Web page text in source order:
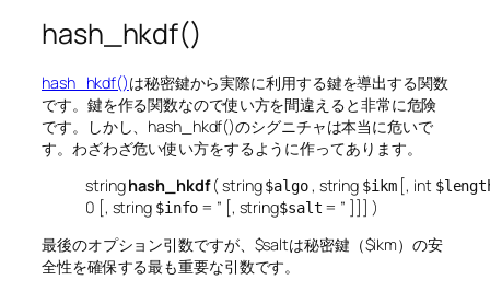
hash_hkdf()
hash_hkdf()は秘密鍵から実際に利用する鍵を導出する関数
です。鍵を作る関数なので使い方を間違えると非常に危険
です。しかし、hash_hkdf()のシグニチャは本当に危いで
す。わざわざ危い使い方をするように作ってあります。
stringhash_hkdf(string $algo, string $ikm[, int
0 [, string $info = ” [, string$salt = ” ]]] )
最後のオプション引数ですが、$saltは秘密鍵（$ikm）の安
全性を確保する最も重要な引数です。